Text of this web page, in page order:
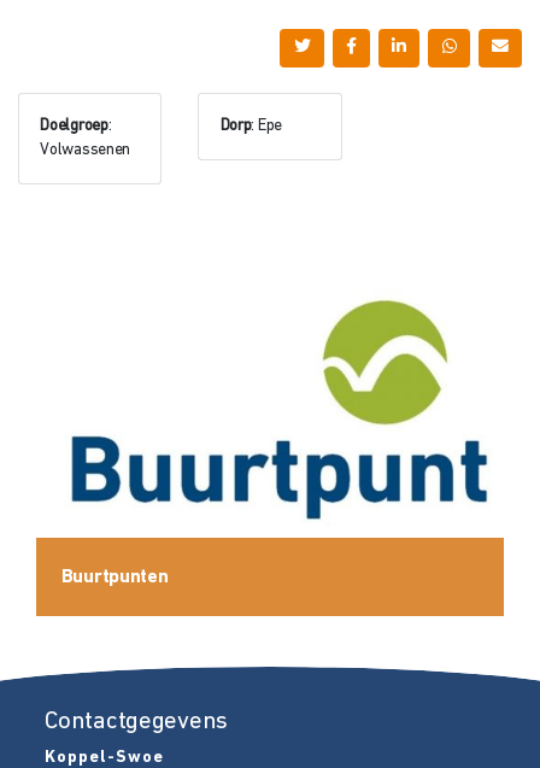
Doelgroep:
Volwassenen
Dorp: Epe
Buurtpunten
Contactgegevens
Koppel-Swoe